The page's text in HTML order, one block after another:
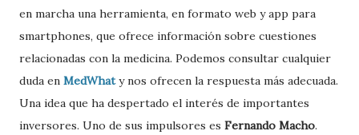
en marcha una herramienta, en formato web y app para
smartphones, que ofrece información sobre cuestiones
relacionadas con la medicina. Podemos consultar cualquier
duda en MedWhat y nos ofrecen la respuesta más adecuada.
Una idea que ha despertado el interés de importantes
inversores. Uno de sus impulsores es Fernando Macho.